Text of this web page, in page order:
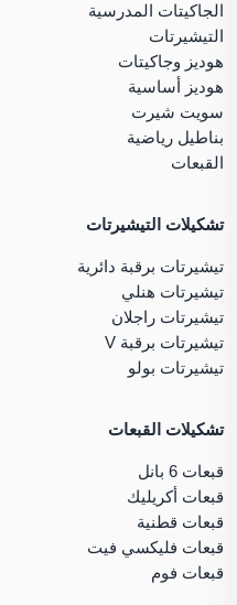
الجاكيتات المدرسية
التيشيرتات
هوديز وجاكيتات
هوديز أساسية
سويت شيرت
بناطيل رياضية
القبعات
تشكيلات التيشيرتات
تيشيرتات برقبة دائرية
تيشيرتات هنلي
تيشيرتات راجلان
تيشيرتات برقبة V
تيشيرتات بولو
تشكيلات القبعات
قبعات 6 بانل
قبعات أكريليك
قبعات قطنية
قبعات فليكسي فيت
قبعات فوم